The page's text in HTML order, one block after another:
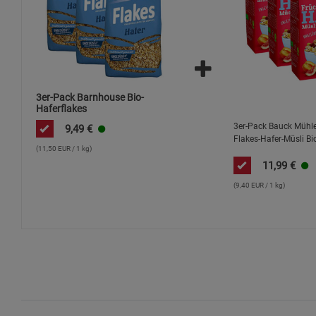
3er-Pack Barnhouse Bio-
Haferflakes
9,49 €
(11,50 EUR / 1 kg)
3er-Pack Bauck
Flakes-Hafer-Müsli
11,99 €
(9,40 EUR / 1 kg)